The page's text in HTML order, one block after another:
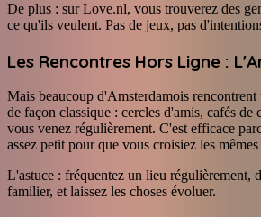
De plus : sur Love.nl, vous trouverez des
ce qu'ils veulent. Pas de jeux, pas
Les Rencontres Hors Ligne :
Mais beaucoup d'Amsterdamois rencontrent
de façon classique : cercles d'amis, cafés de
vous venez régulièrement. C'est efficace
assez petit pour que vous croisiez les mêmes
L'astuce : fréquentez un lieu régulièrement,
familier, et laissez les choses évoluer.